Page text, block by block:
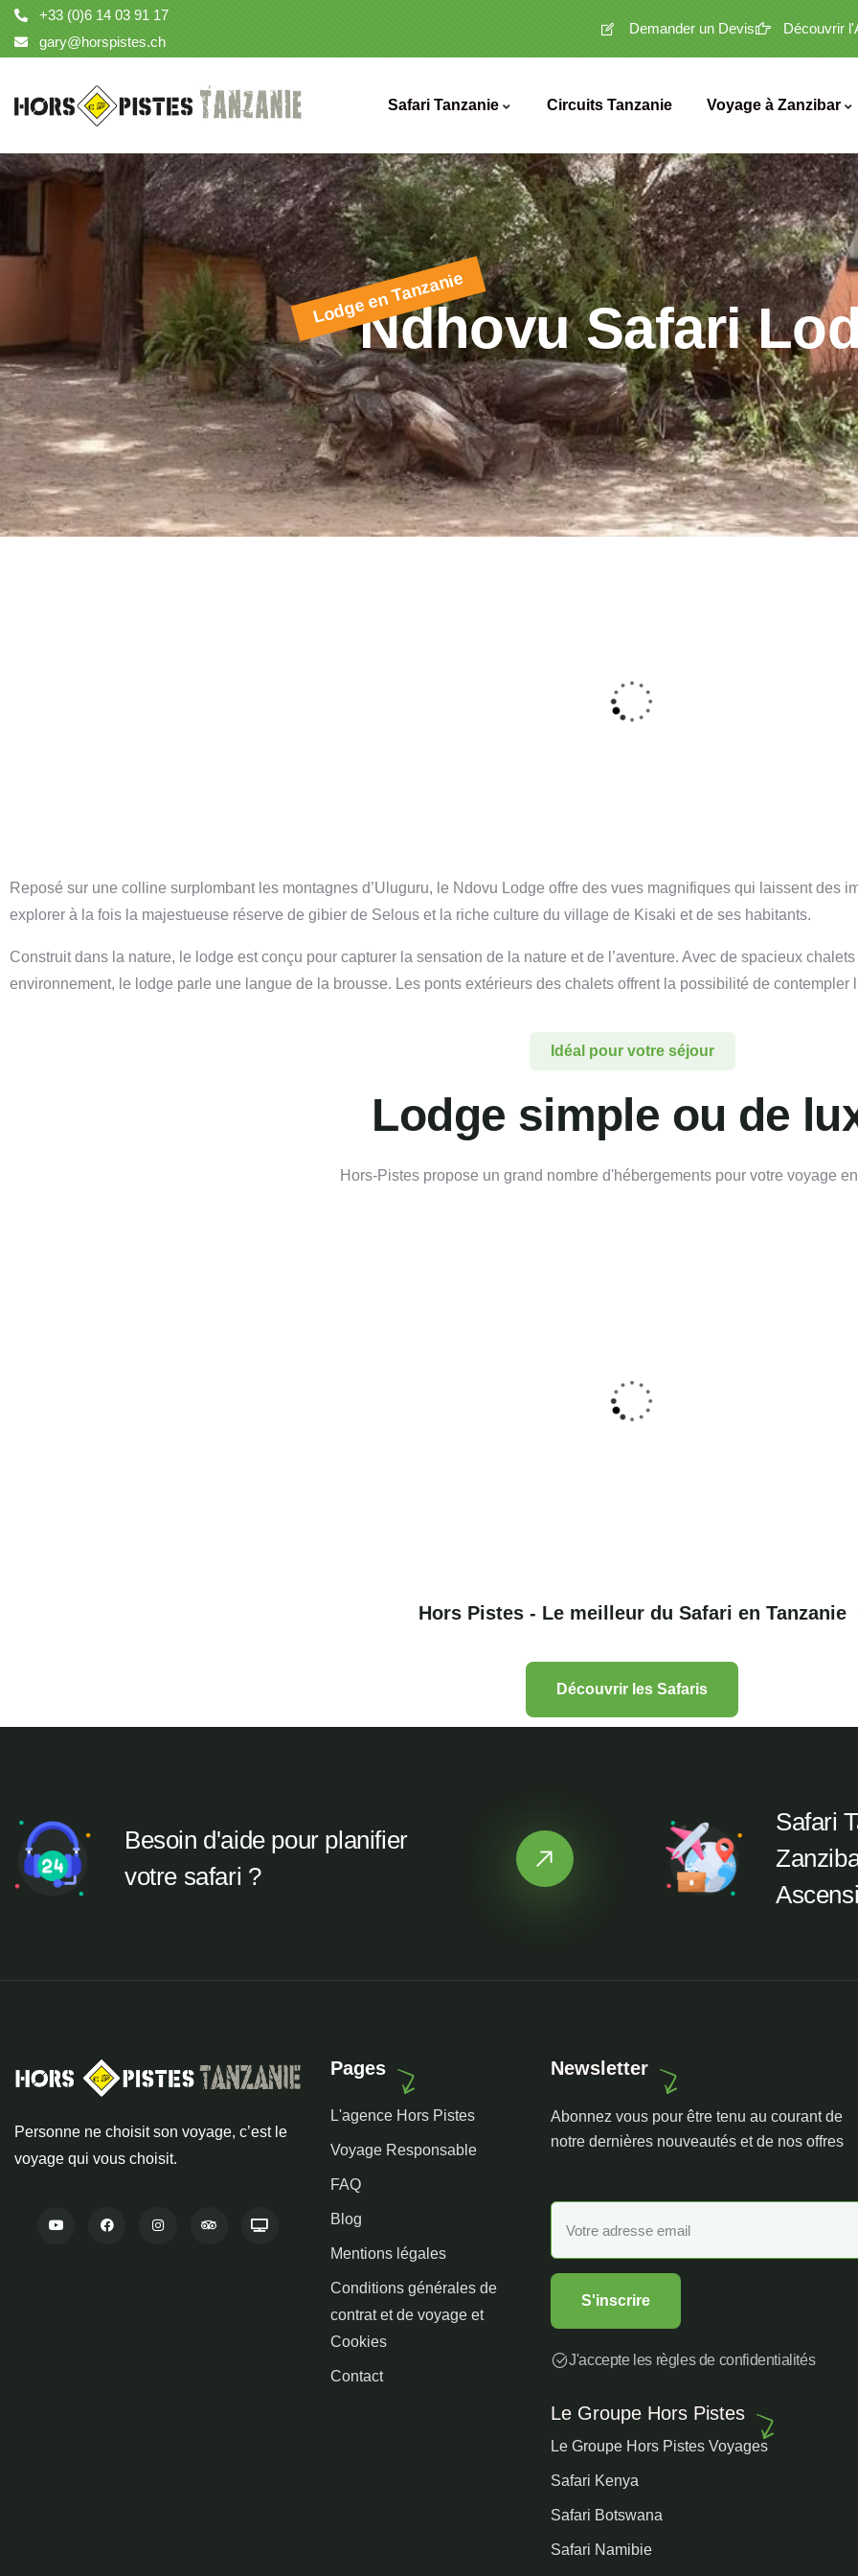
+33 (0)6 14 03 91 17
gary@horspistes.ch
Demander un Devis Découvrir
Safari Tanzanie Circuits Tanzanie Voyage à Zanzibar
Lodge en Tanzanie
Ndhovu Safari
Reposé sur une colline surplombant les montagnes d’Uluguru, le Ndovu Lodge offre des vues magnifiques qui laissent des
explorer à la fois la majestueuse réserve de gibier de Selous et la riche culture du village de Kisaki et de ses habitants.
Construit dans la nature, le lodge est conçu pour capturer la sensation de la nature et de l’aventure. Avec de spacieux
environnement, le lodge parle une langue de la brousse. Les ponts extérieurs des chalets offrent la possibilité de contempler
Idéal pour votre séjour
Lodge simple ou de
Hors-Pistes propose un grand nombre d'hébergements pour votre voyage
Hors Pistes - Le meilleur du Safari en Tanzanie
Découvrir les Safaris
Besoin d'aide pour planifier
votre safari ?
Safari
Personne ne choisit son voyage, c’est le
voyage qui vous choisit.
Pages
L'agence Hors Pistes
Voyage Responsable
FAQ
Blog
Mentions légales
Conditions générales de
contrat et de voyage et
Cookies
Contact
Newsletter
Abonnez vous pour être tenu au courant de
notre dernières nouveautés et de nos offres
J'accepte les règles de confidentialités
Le Groupe Hors Pistes
Le Groupe Hors Pistes Voyages
Safari Kenya
Safari Botswana
Safari Namibie